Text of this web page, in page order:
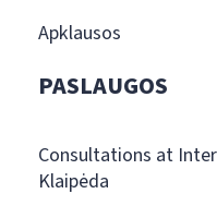
Apklausos
PASLAUGOS
Consultations at
Klaipėda